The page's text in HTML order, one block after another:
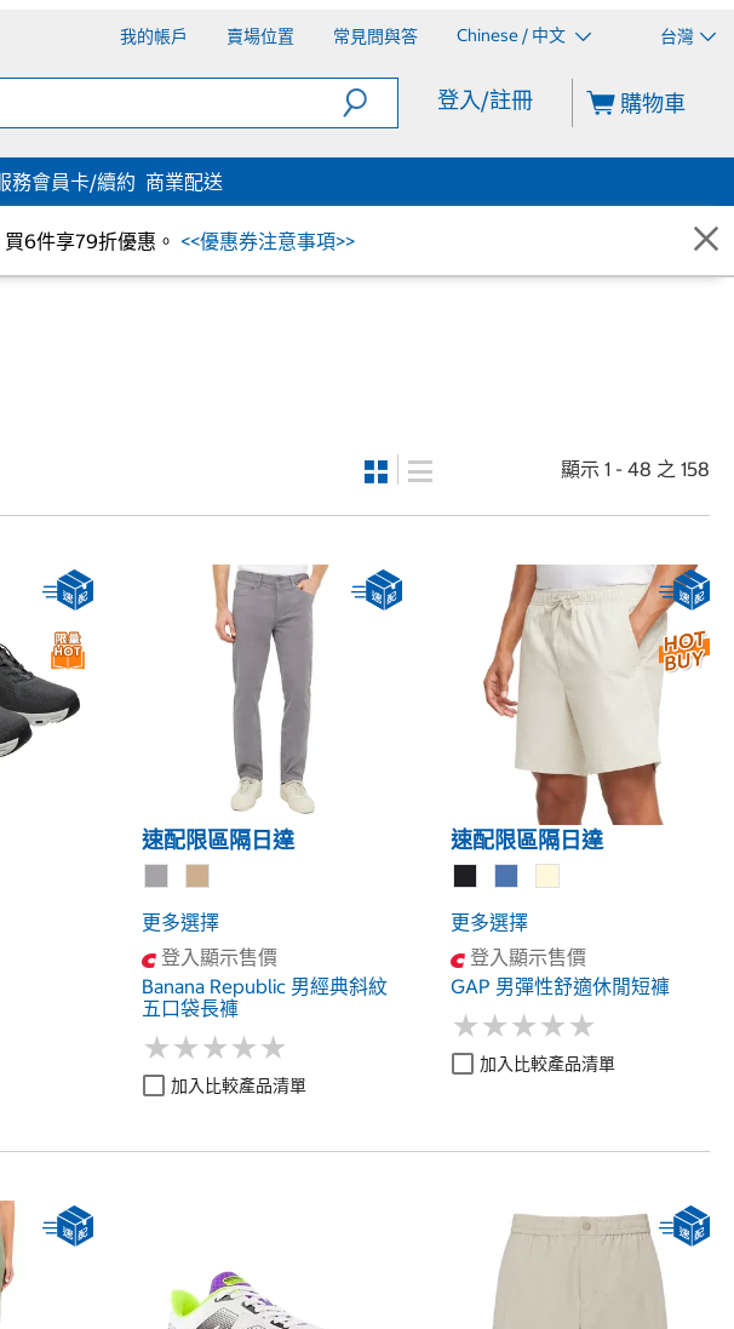
我的帳戶 賣場位置 常見問與答 Chinese / 中文 台灣
登入/註冊 購物車
務會員卡/續約 商業配送
6件享79折優惠。 <<優惠券注意事項>>
顯示 1 - 48 之 158
速配限區隔日達
更多選擇
登入顯示售價
Banana Republic 男經典斜紋
五口袋長褲
★★★★★
★★★★★
加入比較產品清單
速配限區隔日達
更多選擇
登入顯示售價
GAP 男彈性舒適休閒短褲
★★★★★
★★★★★
加入比較產品清單